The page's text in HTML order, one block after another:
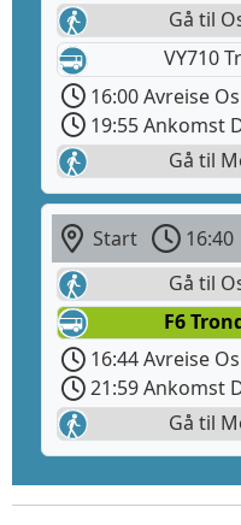
Gå til
VY710
16:00 Avreise
19:55 Ankomst
Gå til
Start 16:40
Gå til
F6
16:44 Avreise
21:59 Ankomst
Gå til